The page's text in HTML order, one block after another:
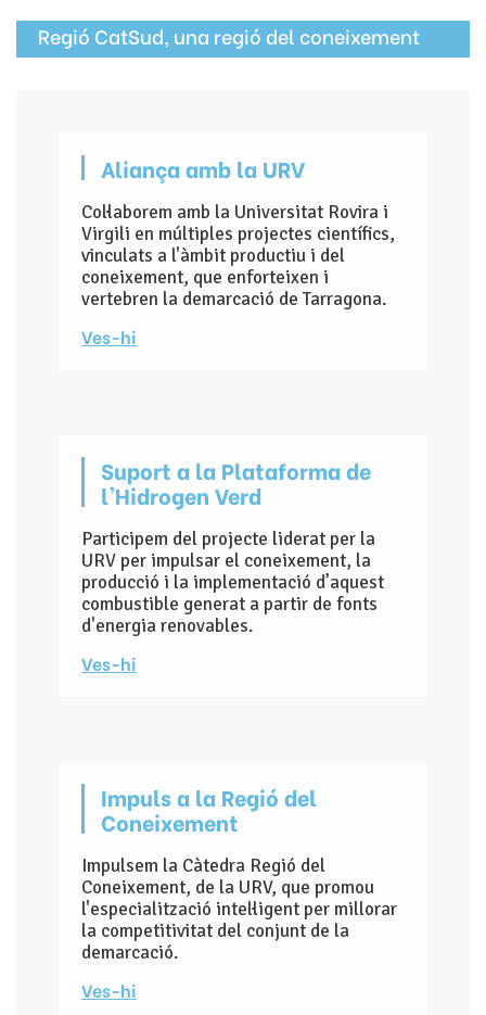
Regió CatSud, una regió del coneixement
Aliança amb la URV
Col·laborem amb la Universitat Rovira i
Virgili en múltiples projectes científics,
vinculats a l'àmbit productiu i del
coneixement, que enforteixen i
vertebren la demarcació de Tarragona.
Ves-hi
Suport a la Plataforma de
l'Hidrogen Verd
Participem del projecte liderat per la
URV per impulsar el coneixement, la
producció i la implementació d’aquest
combustible generat a partir de fonts
d'energia renovables.
Ves-hi
Impuls a la Regió del
Coneixement
Impulsem la Càtedra Regió del
Coneixement, de la URV, que promou
l'especialització intel·ligent per millorar
la competitivitat del conjunt de la
demarcació.
Ves-hi